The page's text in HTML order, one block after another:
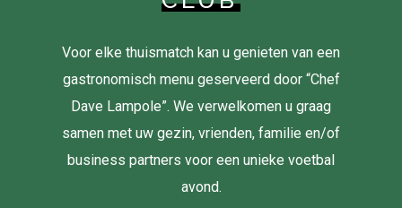
Voor elke thuismatch kan u genieten van een
gastronomisch menu geserveerd door “Chef
Dave Lampole”. We verwelkomen u graag
samen met uw gezin, vrienden, familie en/of
business partners voor een unieke voetbal
avond.